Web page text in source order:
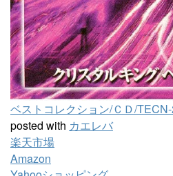
ベストコレクション/ＣＤ/
posted with カエレバ
楽天市場
Amazon